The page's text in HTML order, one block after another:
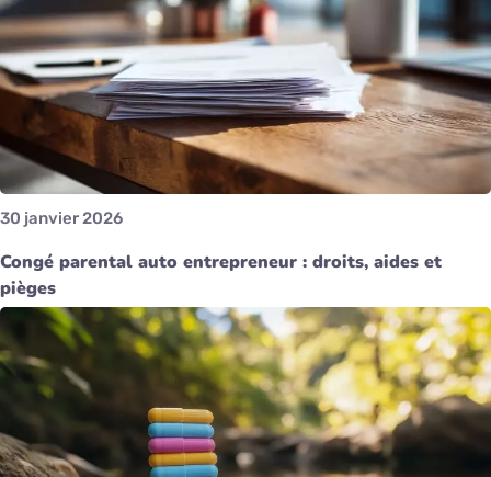
30 janvier 2026
Congé parental auto entrepreneur : droits, aides et
pièges